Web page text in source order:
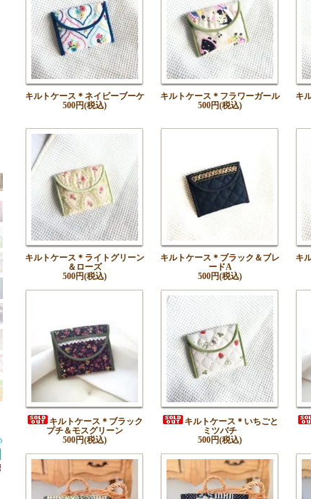
キルトケース＊ネイビーブーケ
500円(税込)
キルトケース＊フラワーガール
500円(税込)
キ
キルトケース＊ライトグリーン
＆ローズ
500円(税込)
キルトケース＊ブラック＆ブレ
ードA
500円(税込)
キ
キルトケース＊ブラック
プチ＆モスグリーン
500円(税込)
キルトケース＊いちごと
ミツバチ
500円(税込)